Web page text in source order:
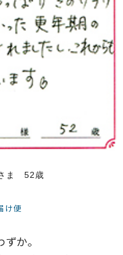
ま 52歳
け便
か。